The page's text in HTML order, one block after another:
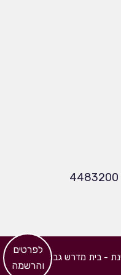
​לפרטים
והרשמה